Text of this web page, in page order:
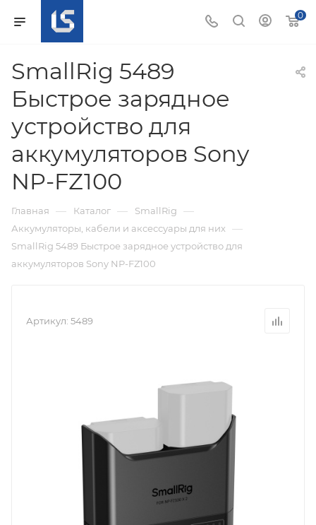
0
SmallRig 5489
Быстрое зарядное
устройство для
аккумуляторов Sony
NP-FZ100
Главная — Каталог — SmallRig —
Аккумуляторы, кабели и аксессуары для них —
SmallRig 5489 Быстрое зарядное устройство для
аккумуляторов Sony NP-FZ100
Артикул: 5489